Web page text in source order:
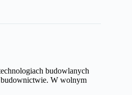
budowlanych
W wolnym